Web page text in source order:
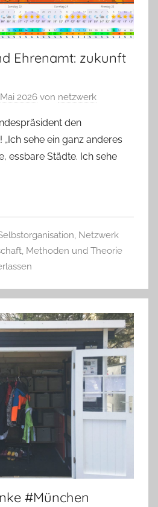
Ehrenamt: zukunft
2026 von netzwerk
den
sehe ein ganz anderes
essbare Städte. Ich sehe
, Netzwerk
Methoden und Theorie
#München